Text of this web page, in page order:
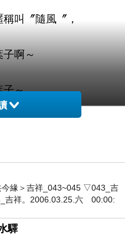
叫〞隨風〞，
子啊～
子～
在了…
封許久了。
今緣＞吉祥_043~045 ▽043_吉
祥。2006.03.25.六 00:00:
驛